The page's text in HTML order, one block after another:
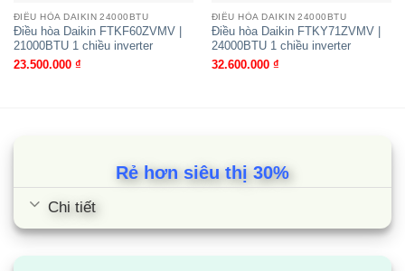
phả thẳng hơi lạnh vào người dùng.
Làm lạnh không khô họng, không khô da
chạy quạt. Bằng cách này, Daikin FTKB60ZVMV
hoàn toàn có thể giúp bạn làm lạnh nhưng hạn chế
tối đa việc khô da, tóc, khô họng (vốn là những
tác dụng phụ không ai mong muốn khi sử dụng
ĐIỀU HÒA DAIKIN 24000BTU
Điều hòa Daikin FTKF60ZVMV |
21000BTU 1 chiều inverter
23.500.000 ₫
ĐIỀU HÒA DAIKIN 24000BTU
Điều hòa Daikin FTKY71ZVMV |
24000BTU 1 chiều inverter
32.600.000 ₫
Rẻ hơn siêu thị 30%
Chi tiết